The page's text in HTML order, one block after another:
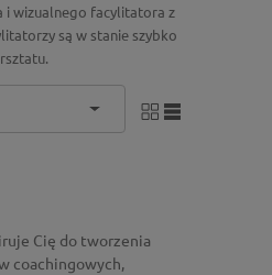
i wizualnego facylitatora z
są w stanie szybko
Cię do tworzenia
coachingowych,